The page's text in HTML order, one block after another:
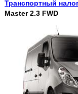
Транспортный
Master 2.3 FWD